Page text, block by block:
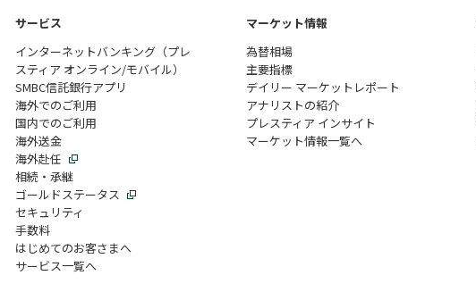
サービス
インターネットバンキング（プレ
スティア オンライン/モバイル）
SMBC信託銀行アプリ
海外でのご利用
国内でのご利用
海外送金
海外赴任
相続・承継
ゴールドステータス
セキュリティ
手数料
はじめてのお客さまへ
サービス一覧へ
マーケット情報
為替相場
主要指標
デイリー マーケットレポート
アナリストの紹介
プレスティア インサイト
マーケット情報一覧へ